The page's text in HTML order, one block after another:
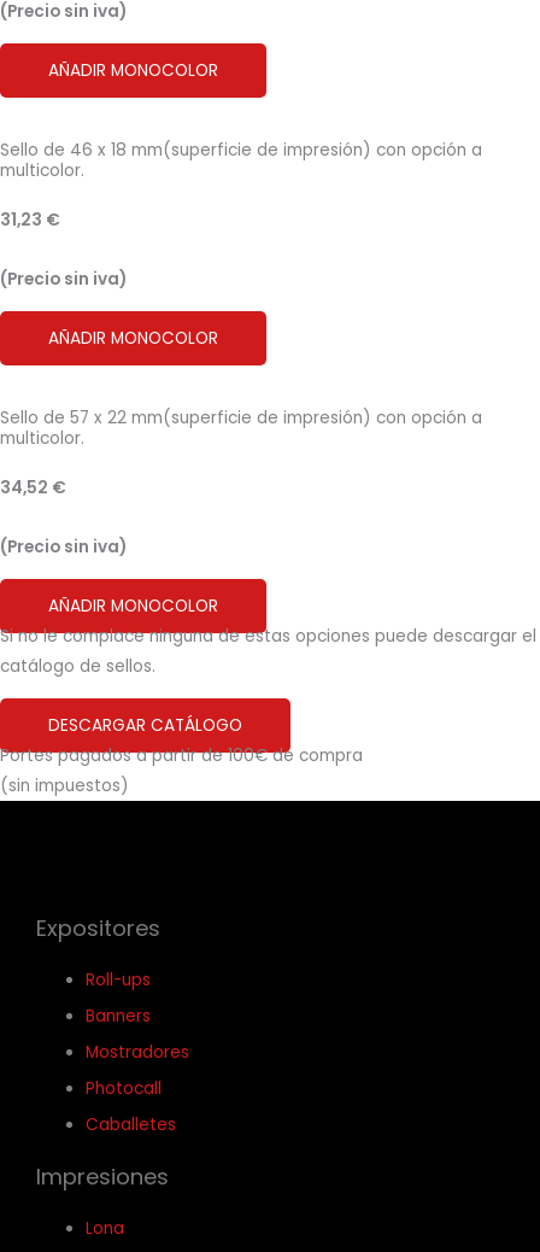
(Precio sin iva)
AÑADIR MONOCOLOR
Sello de 46 x 18 mm(superficie de impresión) con opción a
multicolor.
31,23 €
(Precio sin iva)
AÑADIR MONOCOLOR
Sello de 57 x 22 mm(superficie de impresión) con opción a
multicolor.
34,52 €
(Precio sin iva)
AÑADIR MONOCOLOR
Si no le complace ninguna de estas opciones puede descargar el
catálogo de sellos.
DESCARGAR CATÁLOGO
Portes pagados a partir de 100€ de compra
(sin impuestos)
Expositores
Roll-ups
Banners
Mostradores
Photocall
Caballetes
Impresiones
Lona